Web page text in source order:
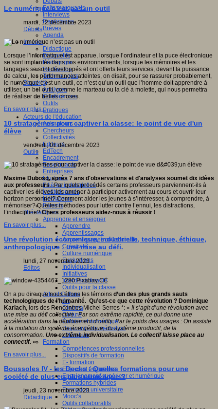
Faits marquants
Interviews
Reportages
Brèves
Agenda
Innover
Didactique
Dispositifs
Pédagogie
Recherche
Technologies
Savoir(s)
Analyses
Conférences
Outils
Pratiques
Acteurs de l'éducation
Animateurs
Chercheurs
Collectivités
Editeurs
EdTech
Encadrement
Enseignants
Entreprises
Etudiants
Filières industrielles
Institutionnels
Médiateurs
Parents
Thématiques
Apprendre et enseigner
Apprendre
Apprentissages
Apprentissages collaboratifs
Créativité
Culture numérique
Evaluations
Individualisation
Initiatives
Interdisciplinarité
Outils pour la classe
Arts et Culture
Art
Cinéma
Culture
Culture et numérique
Dispositifs de médiation
Littérature
Formation
Compétences professionnelles
Dispositifs de formation
E- formation
Enjeux et évolutions
Enseignement supérieur et numérique
Formations hybrides
Formation universitaire
Mooc’s
Outils collaboratifs
Le numérique n’est pas un outil
mardi, 12 décembre 2023
Débats
Lorsque l’informatique est apparue, lorsque l’ordinateur et la puce électronique
se sont implantés dans nos environnements, lorsque les mémoires et les
langages se sont développés et ont offerts leurs services, devant la puissance
de calcul, les performances atteintes, on disait, pour se rassurer probablement,
le numérique c’est un outil, ce n’est qu’un outil que l’homme doit apprendre à
utiliser, un bel outil, comme le marteau ou la clé à molette, qui nous permettra
de réaliser de belles choses.
En savoir plus...
10 stratagèmes pour captiver la classe: le point de vue d'un
élève
vendredi, 01 décembre 2023
Outils
Maxime Dubosq, aprés 7 ans d'observations et d'analyses soumet dix idées
aux professeurs...Par quels procédés certains professeurs parviennent-ils à
captiver les élèves, les amener à participer activement au cours et ouvrir leur
horizon personnel? Comment aider les jeunes à s’intéresser, à comprendre, à
mémoriser? Quelles méthodes pour lutter contre l’ennui, les distractions,
l’indiscipline?Chers professeurs aidez-nous à réussir !
En savoir plus...
Une révolution économique, industrielle, technique, éthique,
anthropologique : une mise au défi.
lundi, 27 novembre 2023
Editos
On a pu dire que nous étions les témoins d’un des plus grands sauts
technologiques de l’humanité. Qu’est-ce que cette révolution ? Dominique
Karlach, lors des Rencontres Michel Serres *: « Il s’agit d’une révolution avec
une mise au défi collective : Par son extrême rapidité, ce qui donne une
accélération dans le déploiement d’outils; Par le poids des usages : On assiste
à la mutation du système énergétique, du système productif, de la
consommation. Une extrême individualisation. Le collectif laisse place au
connectif. »
En savoir plus...
Boussoles IV - les Docks : Quelles formations pour une
société de plus en plus numérique ?
jeudi, 23 novembre 2023
Didactique